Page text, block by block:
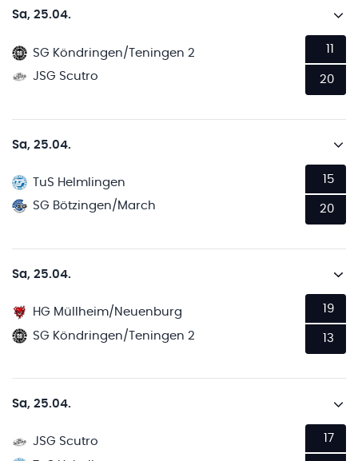
Sa, 25.04.
SG Köndringen/Teningen 2
JSG Scutro
20
Sa, 25.04.
TuS Helmlingen
SG Bötzingen/March
15
20
Sa, 25.04.
HG Müllheim/Neuenburg
SG Köndringen/Teningen 2
19
13
Sa, 25.04.
JSG Scutro
17